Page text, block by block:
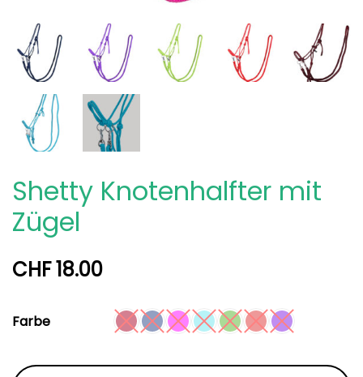
Shetty Knotenhalfter mit
Zügel
CHF18.00
Farbe